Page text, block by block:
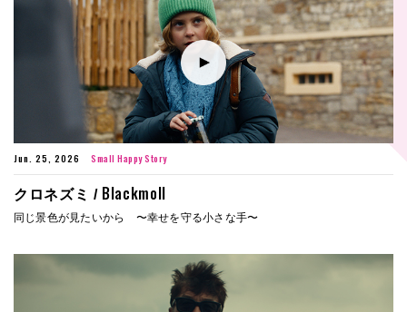
Jun. 25, 2026 Small Happy Story
クロネズミ / Blackmoll
同じ景色が見たいから 〜幸せを守る小さな手〜